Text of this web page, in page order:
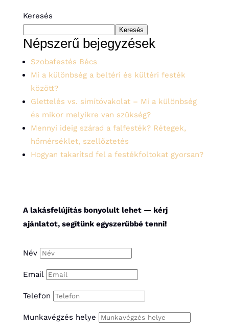
Keresés
Keresés
Népszerű bejegyzések
Szobafestés Bécs
Mi a különbség a beltéri és kültéri festék
között?
Glettelés vs. simítóvakolat – Mi a különbség
és mikor melyikre van szükség?
Mennyi ideig szárad a falfesték? Rétegek,
hőmérséklet, szellőztetés
Hogyan takarítsd fel a festékfoltokat gyorsan?
A lakásfelújítás bonyolult lehet — kérj
ajánlatot, segítünk egyszerűbbé tenni!
Név
Email
Telefon
Munkavégzés helye